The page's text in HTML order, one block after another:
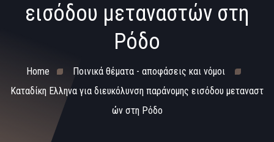
εισόδου μεταναστών στη
Ρόδο
Home
Ποινικά θέματα - αποφάσεις και νόμοι
Καταδίκη Ελληνα για διευκόλυνση παράνομης εισόδου μεταναστ
ών στη Ρόδο